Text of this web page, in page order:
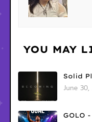
YOU MAY
Solid
June
GOLO